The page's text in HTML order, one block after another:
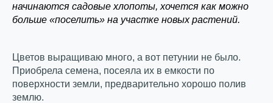
начинаются садовые хлопоты, хочется как можно
больше «поселить» на участке новых растений.
Цветов выращиваю много, а вот петунии не было.
Приобрела семена, посеяла их в емкости по
поверхности земли, предварительно хорошо полив
землю.